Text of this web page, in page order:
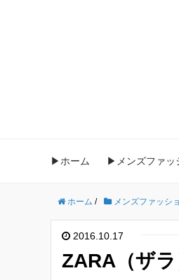
▶ホーム ▶メンズファッ
ホーム / メンズファッシ
2016.10.17
ZARA（ザ